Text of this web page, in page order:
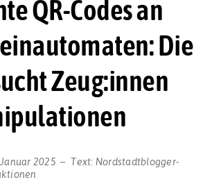
QR-Codes an
Die
Zeug:innen
2025 Text: Nordstadtblogger-